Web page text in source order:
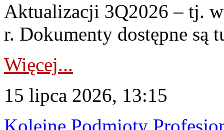
Aktualizacji 3Q2026 – tj.
r. Dokumenty dostępne są
Więcej...
15 lipca 2026, 13:15